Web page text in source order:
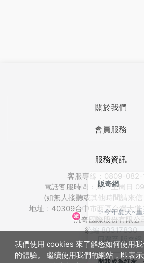
關於我們
會員服務
服務資訊
客服專線：0809-082-
電話客服時間：周一至周日
(如無人接聽或其他時間請來信
地址：40309台中市西區台灣大道
汎奇國際股份有限公
統編 80317830
我們使用 cookies 來了解您如何使用
的體驗。 繼續使用我們的網站，即表
販奇網
✨今年夏天~
回覆至 販奇網